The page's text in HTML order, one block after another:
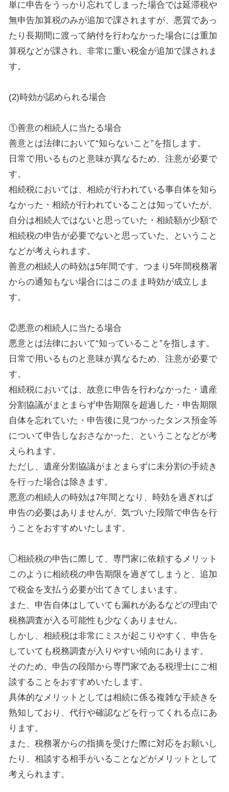
単に申告をうっかり忘れてしまった場合では延滞税や
無申告加算税のみが追加で課されますが、悪質であっ
たり長期間に渡って納付を行わなかった場合には重加
算税などが課され、非常に重い税金が追加で課されま
す。
(2)時効が認められる場合
①善意の相続人に当たる場合
善意とは法律において“知らないこと”を指します。
日常で用いるものと意味が異なるため、注意が必要で
す。
相続税においては、相続が行われている事自体を知ら
なかった・相続が行われていることは知っていたが、
自分は相続人ではないと思っていた・相続額が少額で
相続税の申告が必要でないと思っていた、ということ
などが考えられます。
善意の相続人の時効は5年間です。つまり5年間税務署
からの通知もない場合にはこのまま時効が成立しま
す。
②悪意の相続人に当たる場合
悪意とは法律において“知っていること”を指します。
日常で用いるものと意味が異なるため、注意が必要で
す。
相続税においては、故意に申告を行わなかった・遺産
分割協議がまとまらず申告期限を超過した・申告期限
自体を忘れていた・申告後に見つかったタンス預金等
について申告しなおさなかった、ということなどが考
えられます。
ただし、遺産分割協議がまとまらずに未分割の手続き
を行った場合は除きます。
悪意の相続人の時効は7年間となり、時効を過ぎれば
申告の必要はありませんが、気づいた段階で申告を行
うことをおすすめいたします。
◯相続税の申告に際して、専門家に依頼するメリット
このように相続税の申告期限を過ぎてしまうと、追加
で税金を支払う必要が出てきてしまいます。
また、申告自体はしていても漏れがあるなどの理由で
税務調査が入る可能性も少なくありません。
しかし、相続税は非常にミスが起こりやすく、申告を
していても税務調査が入りやすい傾向にあります。
そのため、申告の段階から専門家である税理士にご相
談することをおすすめいたします。
具体的なメリットとしては相続に係る複雑な手続きを
熟知しており、代行や確認などを行ってくれる点にあ
ります。
また、税務署からの指摘を受けた際に対応をお願いし
たり、相談する相手がいることなどがメリットとして
考えられます。